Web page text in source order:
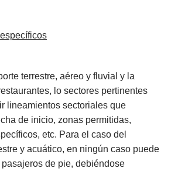
terrestre, aéreo y fluvial y la
lo sectores pertinentes
lineamientos sectoriales que
de inicio, zonas permitidas,
etc. Para el caso del
y acuático, en ningún caso puede
de pie, debiéndose